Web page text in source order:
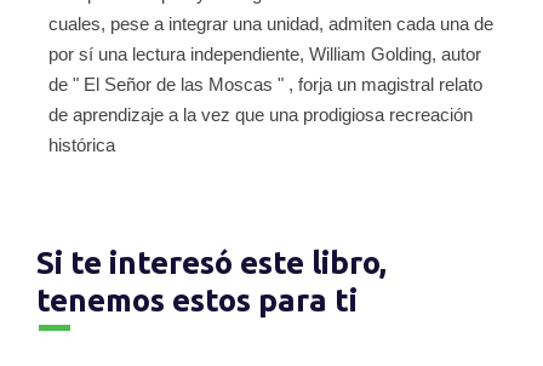
cuales, pese a integrar una unidad, admiten cada una de
por sí una lectura independiente, William Golding, autor
de " El Señor de las Moscas " , forja un magistral relato
de aprendizaje a la vez que una prodigiosa recreación
histórica
Si te interesó este libro,
tenemos estos para ti